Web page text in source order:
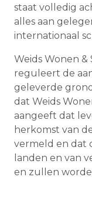
staat volledig
alles aan
internationaal
Weids Wonen
reguleert de
geleverde
dat Weids
aangeeft dat
herkomst van
vermeld en dat
landen en van
en zullen